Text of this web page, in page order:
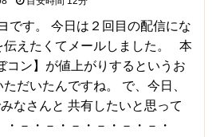
です。 今日は２回目の配信にな
伝えたくてメールしました。 本
コン】が値上がりするというお
だいたんですね。 で、今日、
なさんと 共有したいと思って
－・－・－・－・－・－・